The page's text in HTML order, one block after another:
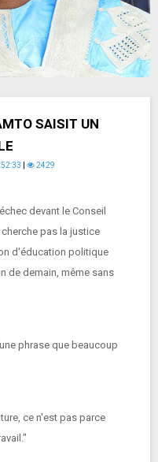
SAISIT UN
2429
devant le Conseil
pas la justice
d'éducation politique
de demain, même sans
phrase que beaucoup
ce n'est pas parce